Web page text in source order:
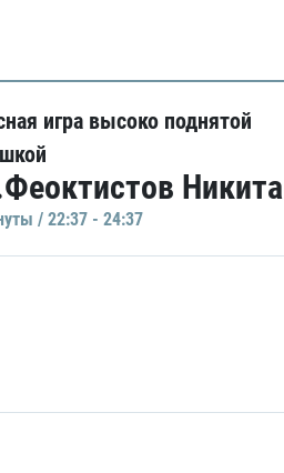
игра высоко поднятой
Никита
/ 22:37 - 24:37